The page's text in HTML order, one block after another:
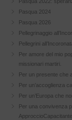
Pasqua 2024
Pasqua 2026
Pellegrinaggio
Pellegrini
Per amore del mio
missionari martiri.
Per un presente che
Per un’accoglienza
Per un’Europa che
Per una convivenza